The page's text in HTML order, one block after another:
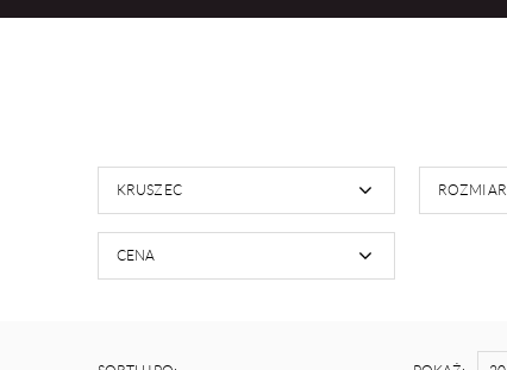
KRUSZEC ROZMIAR
CENA